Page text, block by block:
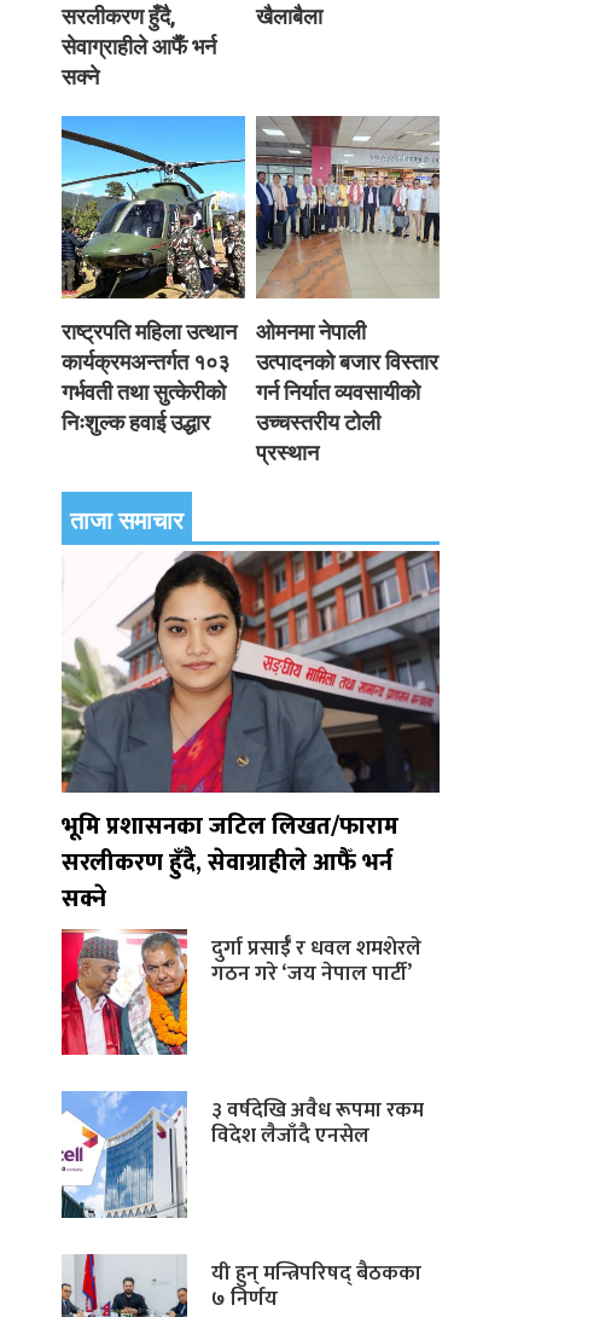
सरलीकरण हुँदै,
सेवाग्राहीले आफैँ भर्न
सक्ने
खैलाबैला
राष्ट्रपति महिला उत्थान
कार्यक्रमअन्तर्गत १०३
गर्भवती तथा सुत्केरीको
निःशुल्क हवाई उद्धार
ओमनमा नेपाली
उत्पादनको बजार विस्तार
गर्न निर्यात व्यवसायीको
उच्चस्तरीय टोली
प्रस्थान
ताजा समाचार
भूमि प्रशासनका जटिल लिखत/फाराम
सरलीकरण हुँदै, सेवाग्राहीले आफैँ भर्न
सक्ने
दुर्गा प्रसाईँ र धवल शमशेरले
गठन गरे ‘जय नेपाल पार्टी’
३ वर्षदेखि अवैध रूपमा रकम
विदेश लैजाँदै एनसेल
यी हुन् मन्त्रिपरिषद् बैठकका
७ निर्णय